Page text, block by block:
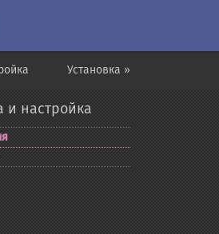
Установка »
и настройка